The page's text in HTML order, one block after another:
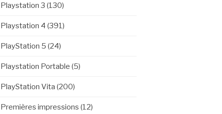
Playstation 3 (130)
Playstation 4 (391)
PlayStation 5 (24)
Playstation Portable (5)
PlayStation Vita (200)
Premières impressions (12)